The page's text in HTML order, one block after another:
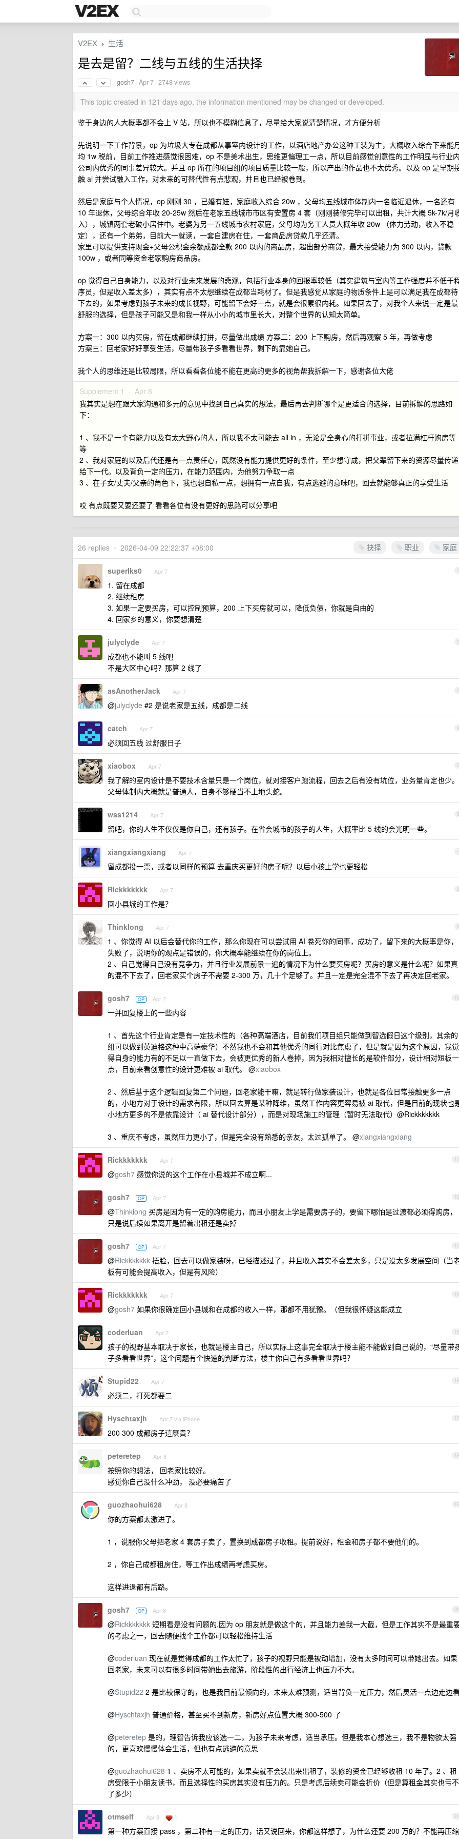
V2EX › 生活
是去是留？二线与五线的生活抉择
gosh7 ·Apr 7 · 2748 views
This topic created in 121 days ago, the information mentioned may be changed or developed.
鉴于身边的人大概率都不会上 V 站，所以也不模糊信息了，尽量给大家说清楚情况，才方便分析
先说明一下工作背景，op 为垃圾大专在成都从事室内设计的工作，以酒店地产办公这种工装为主，大概收入综合下来能
均 1w 税前，目前工作推进感觉很困难，op 不是美术出生，思维更偏理工一点，所以目前感觉创意性的工作明显与行业
公司内优秀的同事差异较大。并且 op 所在的项目组的项目质量比较一般，所以产出的作品也不太优秀。以及 op 是早期
触 ai 并尝试融入工作，对未来的可替代性有点悲观，并且也已经被卷到。
然后是家庭与个人情况，op 刚刚 30 ，已婚有娃，家庭收入综合 20w ，父母均五线城市体制内一名临近退休，一名还有
10 年退休，父母综合年收 20-25w 然后在老家五线城市市区有安置房 4 套（刚刚装修完毕可以出租，共计大概 5k-7k/月
入），城镇两套老破小居住中。老婆为另一五线城市农村家庭，父母均为务工人员大概年收 20w （体力劳动，收入不稳
定），还有一个弟弟，目前大一就读，一套自建房在住，一套商品房贷款几乎还清。
家里可以提供支持现金+父母公积金余额成都全款 200 以内的商品房，超出部分商贷，最大接受能力为 300 以内，贷款
100w ，或者同等资金老家购房商品房。
op 觉得自己自身能力，以及对行业未来发展的悲观，包括行业本身的回报率较低（其实建筑与室内等工作强度并不低于
序员，但是收入差太多），其实有点不太想继续在成都当耗材了。但是我感觉从家庭的物质条件上是可以满足我在成都待
下去的，如果考虑到孩子未来的成长视野，可能留下会好一点，就是会很累很内耗。如果回去了，对我个人来说一定是最
舒服的选择，但是孩子可能又是和我一样从小小的城市里长大，对整个世界的认知太简单。
方案一：300 以内买房，留在成都继续打拼，尽量做出成绩 方案二：200 上下购房，然后再观察 5 年，再做考虑
方案三：回老家好好享受生活，尽量带孩子多看看世界，剩下的靠她自己。
我个人的思维还是比较局限，所以看看各位能不能在更高的更多的视角帮我拆解一下，感谢各位大佬
Supplement 1 · Apr 8
我其实是想在跟大家沟通和多元的意见中找到自己真实的想法，最后再去判断哪个是更适合的选择，目前拆解的思路如
下：
1 、我不是一个有能力以及有太大野心的人，所以我不太可能去 all in ，无论是全身心的打拼事业，或者拉满杠杆购房等
等
2 、我对家庭的以及后代还是有一点责任心，既然没有能力提供更好的条件，至少想守成，把父辈留下来的资源尽量传递
给下一代。以及背负一定的压力，在能力范围内，为他努力争取一点
3 、在子女/丈夫/父亲的角色下，我也想自私一点，想拥有一点自我，有点逃避的意味吧，回去就能够真正的享受生活
哎 有点既要又要还要了 看看各位有没有更好的思路可以分享吧
抉择 职业 家庭
26 replies • 2026-04-09 22:22:37 +08:00
1
superlks0 Apr 7
1. 留在成都
2. 继续租房
3. 如果一定要买房，可以控制预算，200 上下买房就可以，降低负债，你就是自由的
4. 回家乡的意义，你要想清楚
2
julyclyde Apr 7
成都也不能叫 5 线吧
不是大区中心吗？那算 2 线了
3
asAnotherJack Apr 7
@julyclyde #2 是说老家是五线，成都是二线
4
catch Apr 7
必须回五线 过舒服日子
5
xiaobox Apr 7
我了解的室内设计是不要技术含量只是一个岗位，就对接客户跑流程，回去之后有没有坑位，业务量肯定也少。
父母体制内大概就是普通人，自身不够硬当不上地头蛇。
6
wss1214 Apr 7
留吧，你的人生不仅仅是你自己，还有孩子。在省会城市的孩子的人生，大概率比 5 线的会光明一些。
7
xiangxiangxiang Apr 7
留成都投一票，或者以同样的预算 去重庆买更好的房子呢？以后小孩上学也更轻松
8
Rickkkkkkk Apr 7
回小县城的工作是？
9
Thinklong Apr 7
1 、你觉得 AI 以后会替代你的工作，那么你现在可以尝试用 AI 卷死你的同事，成功了，留下来的大概率是你，
失败了，说明你的观点是错误的，你大概率能继续在你的岗位上。
2 、自己觉得自己没有竞争力，并且行业发展前景一遍的情况下为什么要买房呢？买房的意义是什么呢？如果真
的混不下去了，回老家买个房子不需要 2-300 万，几十个足够了。并且一定是完全混不下去了再决定回老家。
10
gosh7 OP Apr 7
一并回复楼上的一些内容
1 、首先这个行业肯定是有一定技术性的（各种高端酒店，目前我们项目组只能做到智选假日这个级别，其余的
组可以做到英迪格这种中高端豪华）不然我也不会和其他优秀的同行对比焦虑了，但是就是因为这个原因，我觉
得自身的能力有的不足以一直做下去，会被更优秀的新人卷掉，因为我相对擅长的是软件部分，设计相对短板一
点，目前来看创意性的设计更难被 ai 取代。 @xiaobox
2 、然后基于这个逻辑回复第二个问题，回老家能干嘛，就是转行做家装设计，也就是各位日常接触更多一点
的，小地方对于设计的需求有限，所以回去算是某种降维，虽然工作内容更容易被 ai 取代，但是目前的现状也
小地方更多的不是依靠设计（ ai 替代设计部分），而是对现场施工的管理（暂时无法取代）@Rickkkkkkk
3 、重庆不考虑，虽然压力更小了，但是完全没有熟悉的亲友，太过孤单了。 @xiangxiangxiang
11
Rickkkkkkk Apr 7
@gosh7 感觉你说的这个工作在小县城并不成立啊...
12
gosh7 OP Apr 7
@Thinklong 买房是因为有一定的购房能力，而且小朋友上学是需要房子的，要留下哪怕是过渡都必须得购房，
只是说后续如果离开是留着出租还是卖掉
13
gosh7 OP Apr 7
@Rickkkkkkk 捂脸，回去可以做家装呀，已经描述过了，并且收入其实不会差太多，只是没太多发展空间（当
板有可能会提高收入，但是有风险）
14
Rickkkkkkk Apr 7
@gosh7 如果你很确定回小县城和在成都的收入一样，那都不用犹豫。（但我很怀疑这能成立
15
coderluan Apr 7
孩子的视野基本取决于家长，也就是楼主自己，所以实际上这事完全取决于楼主能不能做到自己说的，“尽量带
子多看看世界”，这个问题有个快速的判断方法，楼主你自己有多看看世界吗？
16
Stupid22 Apr 7
必须二，打死都要二
17
Hyschtaxjh Apr 7 via iPhone
200 300 成都房子這麼貴？
18
peteretep Apr 8
按照你的想法， 回老家比较好。
感觉你自己没什么冲劲， 没必要痛苦了
19
guozhaohui628 Apr 8
你的方案都太激进了。
1 ，说服你父母把老家 4 套房子卖了，置换到成都房子收租。提前说好，租金和房子都不要他们的。
2 ，你自己成都租房住，等工作出成绩再考虑买房。
这样进退都有后路。
20
gosh7 OP Apr 8
@Rickkkkkkk 短期看是没有问题的,因为 op 朋友就是做这个的，并且能力差我一大截，但是工作其实不是最重
的考虑之一，回去随便找个工作都可以轻松维持生活
@coderluan 现在就是觉得成都的工作太忙了，孩子的视野只能是被动增加，没有太多时间可以带她出去。如果
回老家，未来可以有很多时间带她出去旅游，阶段性的出行经济上也压力不大。
@Stupid22 2 是比较保守的，也是我目前最倾向的，未来太难预测，适当背负一定压力，然后灵活一点边走边
@Hyschtaxjh 普通价格，甚至买不到新房，新房好点位置大概 300-500 了
@peteretep 是的，理智告诉我应该选一二，为孩子未来考虑，适当承压。但是我本心想选三，我不是物欲太强
的，更喜欢慢慢体会生活，但也有点逃避的意思
@guozhaohui628 1 、卖房不太可能的，如果卖就不会装出来出租了，装修的资金已经够收租 10 年了。2 、租
房受限于小朋友读书，而且选择性的买房其实没有压力的。只是考虑后续卖可能会折价（但是算租金其实也亏不
了多少）
21
otmself Apr 8 1
第一种方案直接 pass ，第二种有一定的压力，话又说回来，你都这样想了，为什么还要 200 万的？不能再压缩